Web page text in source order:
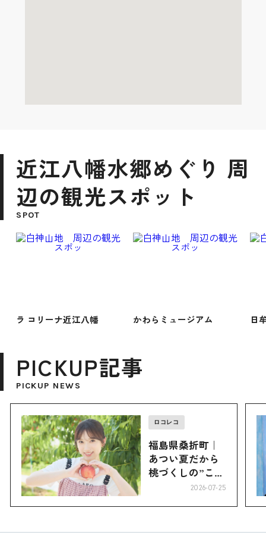
近江八幡水郷めぐり 周
辺の観光スポット
SPOT
ラ コリーナ近江八幡 かわらミュージアム 日
PICKUP記事
PICKUP NEWS
ロコレコ
福島県桑折町｜
あつい夏だから
桃づくしの”こお
2026-07-25